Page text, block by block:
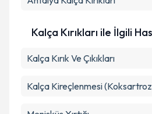
Antalya Kalça Kırıkları
Kalça Kırıkları ile İlgili
Kalça Kırık Ve Çıkıkları
Kalça Kireçlenmesi